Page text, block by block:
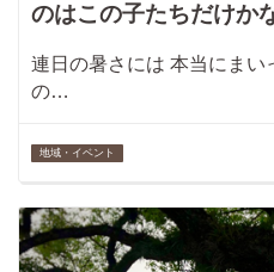
のはこの子たちだけか
連日の暑さには 本当にま
の…
地域・イベント